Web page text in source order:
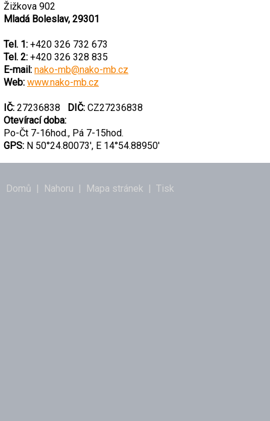
Žižkova 902
Mladá Boleslav, 29301
Tel. 1: +420 326 732 673
Tel. 2: +420 326 328 835
E-mail: nako-mb@nako-mb.cz
Web: www.nako-mb.cz
IČ: 27236838 DIČ: CZ27236838
Otevírací doba:
Po-Čt 7-16hod., Pá 7-15hod.
GPS: N 50°24.80073', E 14°54.88950'
Domů | Nahoru | Mapa stránek | Tisk